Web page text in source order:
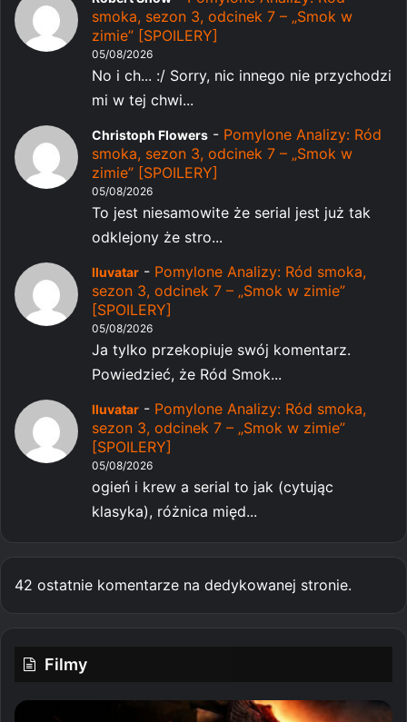
smoka, sezon 3, odcinek 7 – „Smok w
zimie” [SPOILERY]
05/08/2026
No i ch... :/ Sorry, nic innego nie przychodzi
mi w tej chwi...
Christoph Flowers - Pomylone Analizy: Ród
smoka, sezon 3, odcinek 7 – „Smok w
zimie” [SPOILERY]
05/08/2026
To jest niesamowite że serial jest już tak
odklejony że stro...
Iluvatar - Pomylone Analizy: Ród smoka,
sezon 3, odcinek 7 – „Smok w zimie”
[SPOILERY]
05/08/2026
Ja tylko przekopiuje swój komentarz.
Powiedzieć, że Ród Smok...
Iluvatar - Pomylone Analizy: Ród smoka,
sezon 3, odcinek 7 – „Smok w zimie”
[SPOILERY]
05/08/2026
ogień i krew a serial to jak (cytując
klasyka), różnica międ...
42 ostatnie komentarze na dedykowanej stronie.
Filmy